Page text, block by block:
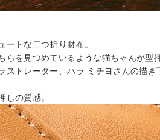
ートな二つ折り財布。
らを見つめているような猫ちゃんが型
ストレーター、ハラ ミチヨさんの描き
しの質感。